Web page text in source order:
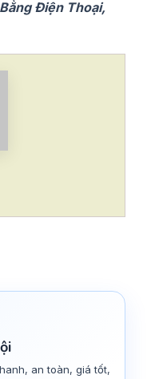
Điện Thoại,
an toàn, giá tốt,